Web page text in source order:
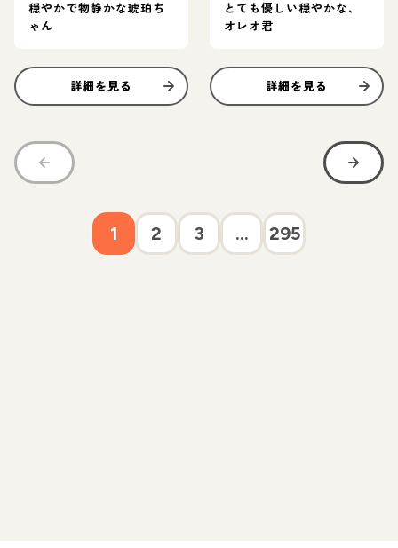
穏やかで物静かな琥珀ち
ゃん
詳細を見る
とても優しい穏やかな、
オレオ君
詳細を見る
1 2 3 ... 295